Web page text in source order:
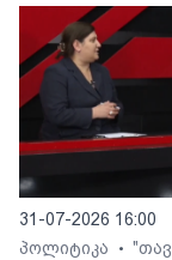
31-07-2026 16:00
პოლიტიკა
•